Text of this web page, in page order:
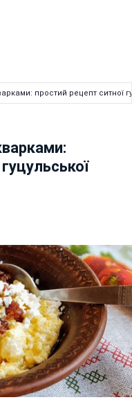
простий рецепт ситної